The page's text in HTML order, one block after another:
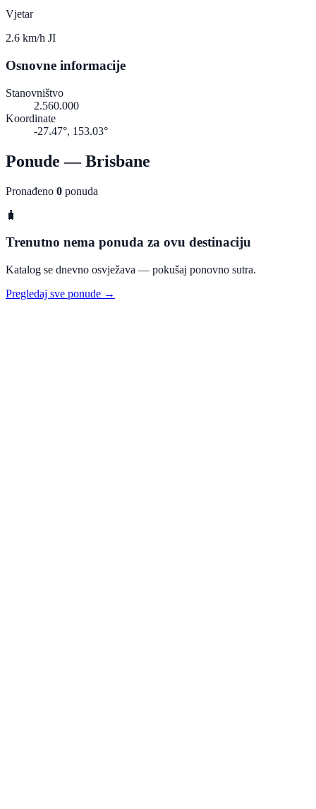
Vjetar
2.6 km/h JI
Osnovne informacije
Stanovništvo
2.560.000
Koordinate
-27.47°, 153.03°
Ponude — Brisbane
Pronađeno 0 ponuda
🧳
Trenutno nema ponuda za ovu destinaciju
Katalog se dnevno osvježava — pokušaj ponovno sutra.
Pregledaj sve ponude →